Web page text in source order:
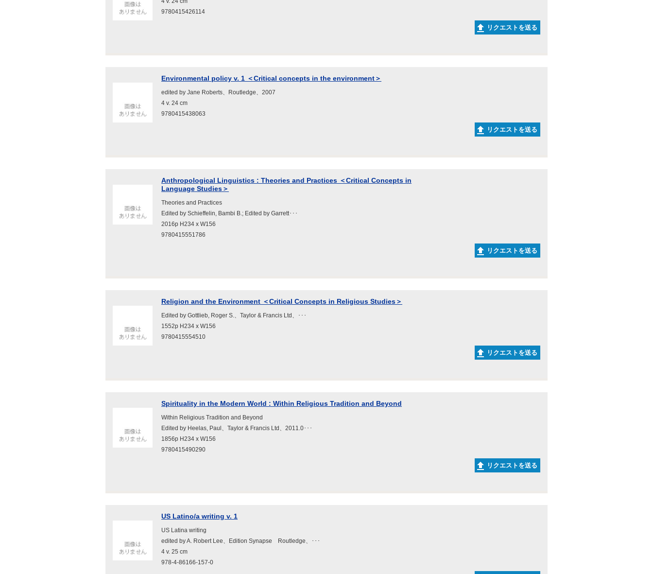
9780415426114
リクエストを送る
Environmental policy v. 1 ＜Critical concepts in the environment＞
edited by Jane Roberts、Routledge、2007
4 v. 24 cm
9780415438063
リクエストを送る
Anthropological Linguistics : Theories and Practices ＜Critical Concepts in
Language Studies＞
Theories and Practices
Edited by Schieffelin, Bambi B.; Edited by Garrett･･･
2016p H234 x W156
9780415551786
リクエストを送る
Religion and the Environment ＜Critical Concepts in Religious Studies＞
Edited by Gottlieb, Roger S.、Taylor & Francis Ltd、･･･
1552p H234 x W156
9780415554510
リクエストを送る
Spirituality in the Modern World : Within Religious Tradition and Beyond
Within Religious Tradition and Beyond
Edited by Heelas, Paul、Taylor & Francis Ltd、2011.0･･･
1856p H234 x W156
9780415490290
リクエストを送る
US Latino/a writing v. 1
US Latina writing
edited by A. Robert Lee、Edition Synapse Routledge、･･･
4 v. 25 cm
978-4-86166-157-0